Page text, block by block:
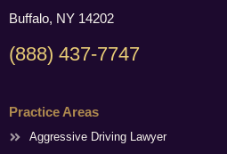
Buffalo, NY 14202
(888) 437-7747
Practice Areas
Aggressive Driving Lawyer